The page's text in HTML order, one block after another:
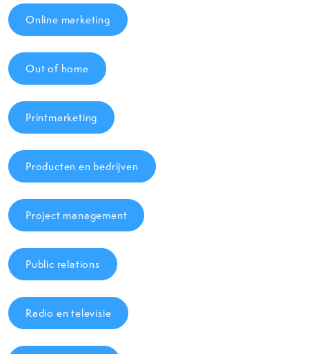
Online marketing
Out of home
Printmarketing
Producten en bedrijven
Project management
Public relations
Radio en televisie